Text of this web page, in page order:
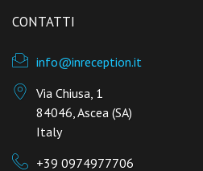
CONTATTI
info@inreception.it
Via Chiusa, 1
84046, Ascea (SA)
Italy
+39 0974977706